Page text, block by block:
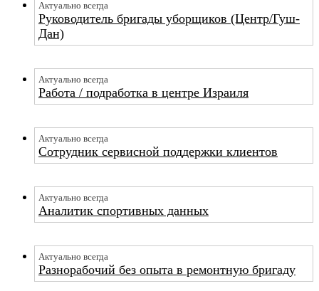
Актуально всегда
Руководитель бригады уборщиков (Центр/Гуш-
Дан)
Актуально всегда
Работа / подработка в центре Израиля
Актуально всегда
Сотрудник сервисной поддержки клиентов
Актуально всегда
Аналитик спортивных данных
Актуально всегда
Разнорабочий без опыта в ремонтную бригаду